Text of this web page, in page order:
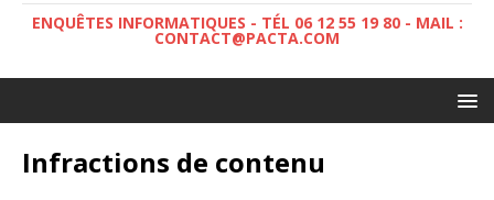
ENQUÊTES INFORMATIQUES - TÉL 06 12 55 19 80 - MAIL :
CONTACT@PACTA.COM
Infractions de contenu